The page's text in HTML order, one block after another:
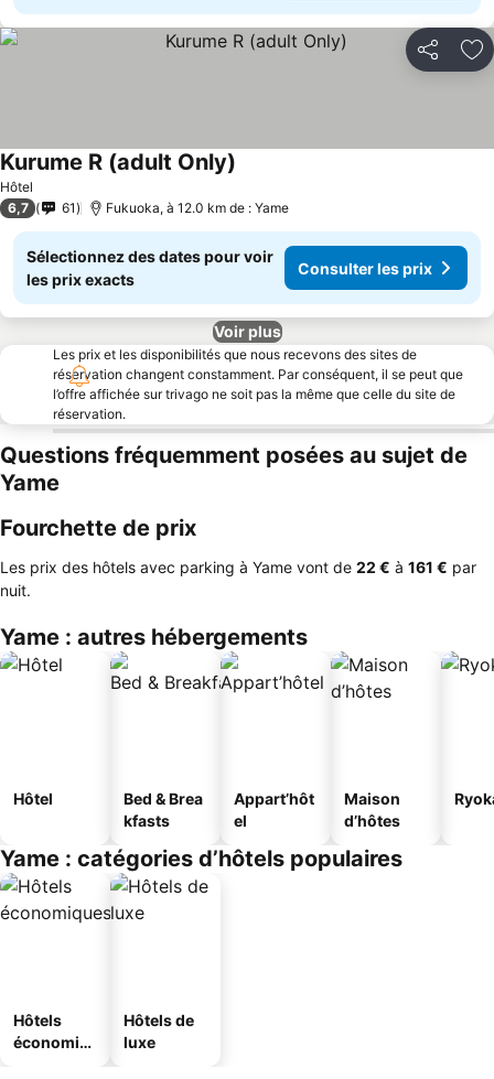
Partager
Hôtel
Kurume R (adult Only)
6,7 61 Fukuoka, à 12.0 km de : Yame
Sélectionnez des dates pour voir
les prix exacts
Consulter les prix
Voir plus
Les prix et les disponibilités que nous recevons des sites de
réservation changent constamment. Par conséquent, il se peut que
l’offre affichée sur trivago ne soit pas la même que celle du site de
réservation.
Questions fréquemment posées au sujet de
Yame
Fourchette de prix
Les prix des hôtels avec parking à Yame vont de ‎22 € à ‎161 € par
nuit.
Yame : autres hébergements
Hôtel
Bed & Brea
kfasts
Appart’hôt
el
Maison
d’hôtes
Yame : catégories d’hôtels populaires
Hôtels
économiq
Hôtels de
luxe